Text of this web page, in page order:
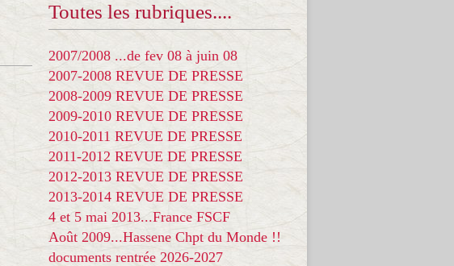
Toutes les rubriques....
2007/2008 ...de fev 08 à juin 08
2007-2008 REVUE DE PRESSE
2008-2009 REVUE DE PRESSE
2009-2010 REVUE DE PRESSE
2010-2011 REVUE DE PRESSE
2011-2012 REVUE DE PRESSE
2012-2013 REVUE DE PRESSE
2013-2014 REVUE DE PRESSE
4 et 5 mai 2013...France FSCF
Août 2009...Hassene Chpt du Monde !!
documents rentrée 2026-2027